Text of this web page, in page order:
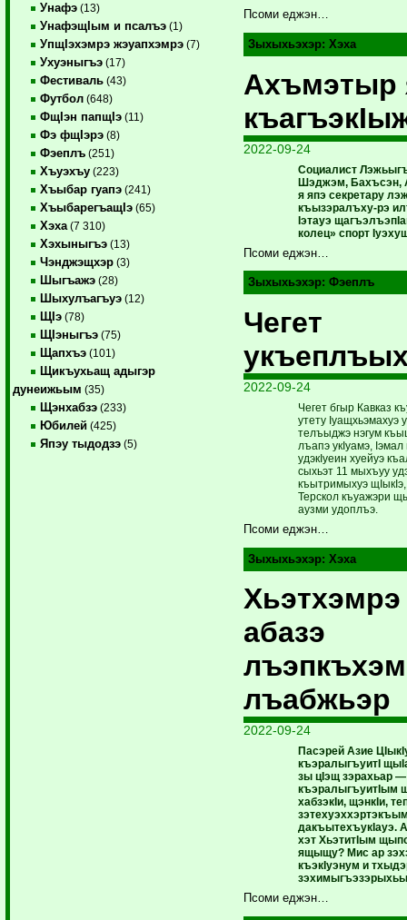
Унафэ (13)
УнафэщIым и псалъэ (1)
УпщIэхэмрэ жэуапхэмрэ (7)
Ухуэныгъэ (17)
Фестиваль (43)
Футбол (648)
ФщIэн папщIэ (11)
Фэ фщIэрэ (8)
Фэеплъ (251)
Хъуэхъу (223)
Хъыбар гуапэ (241)
ХъыбарегъащIэ (65)
Хэха (7 310)
Хэхыныгъэ (13)
Чэнджэщхэр (3)
Шыгъажэ (28)
Шыхулъагъуэ (12)
ЩIэ (78)
ЩIэныгъэ (75)
Щапхъэ (101)
Щикъухьащ адыгэр
дунеижьым (35)
Щэнхабзэ (233)
Юбилей (425)
Япэу тыдодзэ (5)
Псоми еджэн…
Зыхыхьэхэр:Хэха
Ахъмэтыр
2022-09-24
Социалист
Шэджэм, Бахъсэн,
я япэ секретару
къызэралъху-рэ
Iэтауэ
колец» спорт
Псоми еджэн…
Зыхыхьэхэр:Фэеплъ
Чегет
2022-09-24
Чегет бгыр Кавказ
утету Iуащхьэмахуэ
телъыджэ нэгум
лъапэ укIуамэ,
удэкIуеин хуейуэ
сыхьэт 11 мыхъуу
къытримыхуэ
Терскол къуажэри
аузми удоплъэ.
Псоми еджэн…
Зыхыхьэхэр:Хэха
абазэ
лъабжьэр
2022-09-24
Пасэрей Азие
къэралыгъуитI
зы цIэщ зэрахьар —
къэралыгъуитIым
хабзэкIи, щэнкIи,
дакъытехъукIауэ.
хэт ХьэтитIым
ящыщу? Мис ар
къэкIуэнум и
Псоми еджэн…